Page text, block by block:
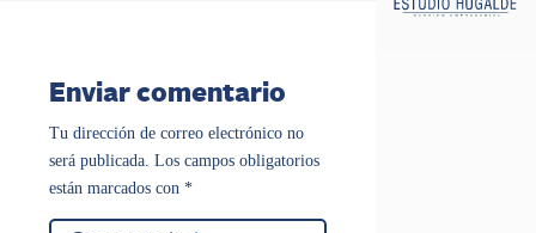
Enviar comentario
Tu dirección de correo electrónico no
será publicada. Los campos obligatorios
están marcados con *